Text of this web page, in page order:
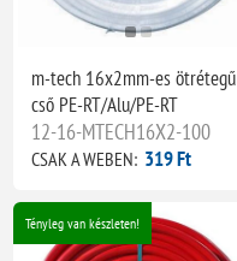
m-tech 16x2mm-es ötrétegű
cső PE-RT/Alu/PE-RT
12-16-MTECH16X2-100
CSAK A WEBEN: 319 Ft
Tényleg van készleten!